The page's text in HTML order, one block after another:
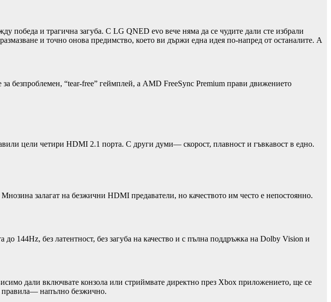
победа и трагична загуба. С LG QNED evo вече няма да се чудите дали сте избрали
и точно онова предимство, което ви държи една идея по-напред от останалите. А
безпроблемен, “tear-free” геймплей, а AMD FreeSync Premium прави движението
цели четири HDMI 2.1 порта. С други думи— скорост, плавност и гъвкавост в едно.
залагат на безжични HDMI предаватели, но качеството им често е непостоянно.
144Hz, без латентност, без загуба на качество и с пълна поддръжка на Dolby Vision и
дали включвате конзола или стриймвате директно през Xbox приложението, ще се
правила— напълно безжично.